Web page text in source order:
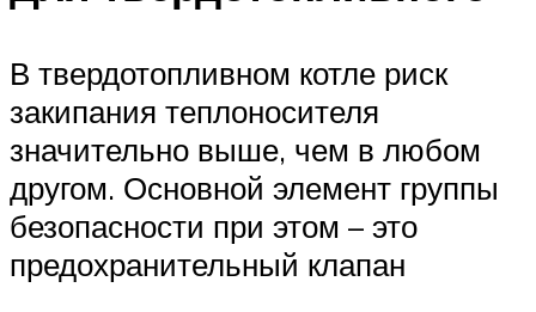
В твердотопливном котле риск
закипания теплоносителя
значительно выше, чем в любом
другом. Основной элемент группы
безопасности при этом – это
предохранительный клапан